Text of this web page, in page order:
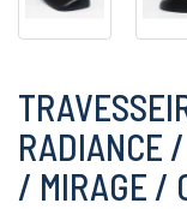
RADIANCE
/ MIRAGE /